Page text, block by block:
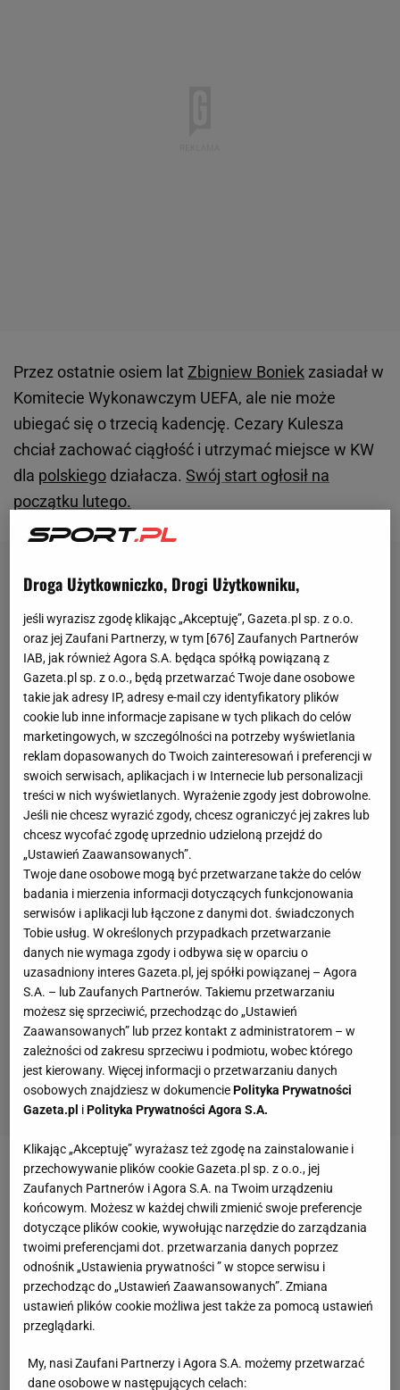
Przez ostatnie osiem latZbigniew Boniekzasiadał w
Komitecie Wykonawczym UEFA, ale nie może
ubiegać się o trzecią kadencję. Cezary Kulesza
chciał zachować ciągłość i utrzymać miejsce w KW
dla polskiego działacza. Swój start ogłosił na
początku lutego.
Zobacz wideoKto będzie rywalem Cezarego
Kuleszy? "Członek zarządu z zarzutami
prokuratorskimi"
Są wyniki wyborów do Komitetu Wykonawczego
UEFA. Co z Kuleszą?
Komitet Wykonawczy UEFA to najwyższy organ
wykonawczy w europejskiej federacji, liczy 20
Droga Użytkowniczko, Drogi Użytkowniku,
jeśli wyrazisz zgodę klikając „Akceptuję”, Gazeta.pl sp. z o.o.
oraz jej Zaufani Partnerzy, w tym [676] Zaufanych Partnerów
IAB, jak również Agora S.A. będąca spółką powiązaną z
Gazeta.pl sp. z o.o., będą przetwarzać Twoje dane osobowe
takie jak adresy IP, adresy e-mail czy identyfikatory plików
cookie lub inne informacje zapisane w tych plikach do celów
marketingowych, w szczególności na potrzeby wyświetlania
reklam dopasowanych do Twoich zainteresowań i preferencji w
swoich serwisach, aplikacjach i w Internecie lub personalizacji
treści w nich wyświetlanych. Wyrażenie zgody jest dobrowolne.
Jeśli nie chcesz wyrazić zgody, chcesz ograniczyć jej zakres lub
chcesz wycofać zgodę uprzednio udzieloną przejdź do
„Ustawień Zaawansowanych”.
Twoje dane osobowe mogą być przetwarzane także do celów
badania i mierzenia informacji dotyczących funkcjonowania
serwisów i aplikacji lub łączone z danymi dot. świadczonych
Tobie usług. W określonych przypadkach przetwarzanie
danych nie wymaga zgody i odbywa się w oparciu o
uzasadniony interes Gazeta.pl, jej spółki powiązanej – Agora
S.A. – lub Zaufanych Partnerów. Takiemu przetwarzaniu
możesz się sprzeciwić, przechodząc do „Ustawień
Zaawansowanych” lub przez kontakt z administratorem – w
zależności od zakresu sprzeciwu i podmiotu, wobec którego
jest kierowany. Więcej informacji o przetwarzaniu danych
osobowych znajdziesz w dokumenciePolityka Prywatności
Gazeta.pl iPolityka Prywatności Agora S.A.
Klikając „Akceptuję” wyrażasz też zgodę na zainstalowanie i
przechowywanie plików cookie Gazeta.pl sp. z o.o., jej
Zaufanych Partnerów i Agora S.A. na Twoim urządzeniu
końcowym. Możesz w każdej chwili zmienić swoje preferencje
dotyczące plików cookie, wywołując narzędzie do zarządzania
twoimi preferencjami dot. przetwarzania danych poprzez
odnośnik „Ustawienia prywatności ” w stopce serwisu i
przechodząc do „Ustawień Zaawansowanych”. Zmiana
ustawień plików cookie możliwa jest także za pomocą ustawień
przeglądarki.
My, nasi Zaufani Partnerzy i Agora S.A. możemy przetwarzać
dane osobowe w następujących celach: